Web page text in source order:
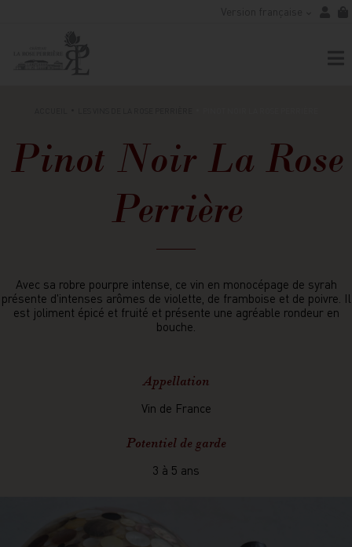
Pinot Noir La Rose
Perrière
Avec sa robre pourpre intense, ce vin en monocépage de syrah
présente d'intenses arômes de violette, de framboise et de poivre. Il
est joliment épicé et fruité et présente une agréable rondeur en
bouche.
Appellation
Vin de France
Potentiel de garde
3 à 5 ans